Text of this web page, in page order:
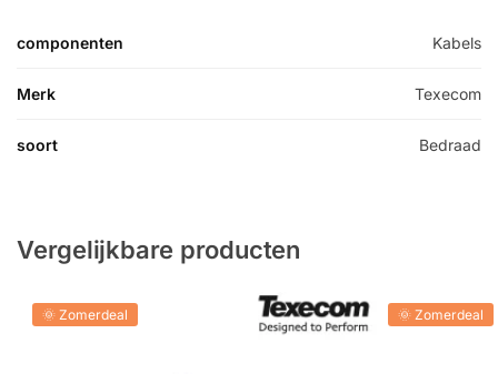
componenten Kabels
Merk Texecom
soort Bedraad
Vergelijkbare producten
🌞 Zomerdeal 🌞 Zomerdeal